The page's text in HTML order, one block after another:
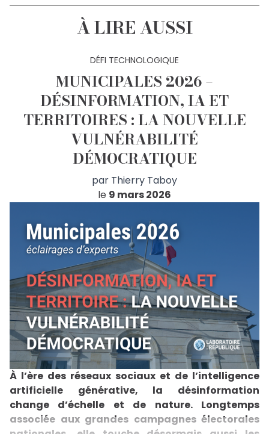
À LIRE AUSSI
DÉFI TECHNOLOGIQUE
MUNICIPALES 2026 –
DÉSINFORMATION, IA ET
TERRITOIRES : LA NOUVELLE
VULNÉRABILITÉ
DÉMOCRATIQUE
par Thierry Taboy
le 9 mars 2026
À l’ère des réseaux sociaux et de l’intelligence
artificielle générative, la désinformation
change d’échelle et de nature. Longtemps
associée aux grandes campagnes électorales